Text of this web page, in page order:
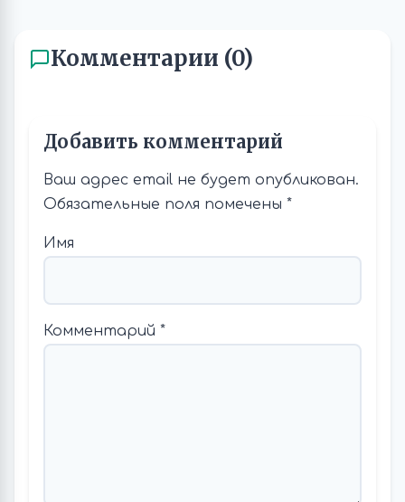
Комментарии (0)
Добавить комментарий
Ваш адрес email не будет опубликован.
Обязательные поля помечены *
Имя
Комментарий *